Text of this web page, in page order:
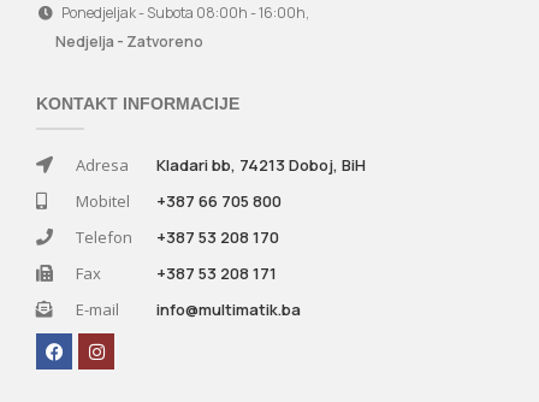
Ponedjeljak - Subota 08:00h - 16:00h,
Nedjelja - Zatvoreno
KONTAKT INFORMACIJE
Adresa
Kladari bb, 74213 Doboj, BiH
Mobitel
+387 66 705 800
Telefon
+387 53 208 170
Fax
+387 53 208 171
E-mail
info@multimatik.ba